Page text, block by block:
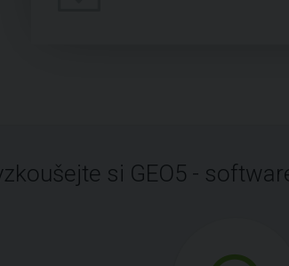
si GEO5 -